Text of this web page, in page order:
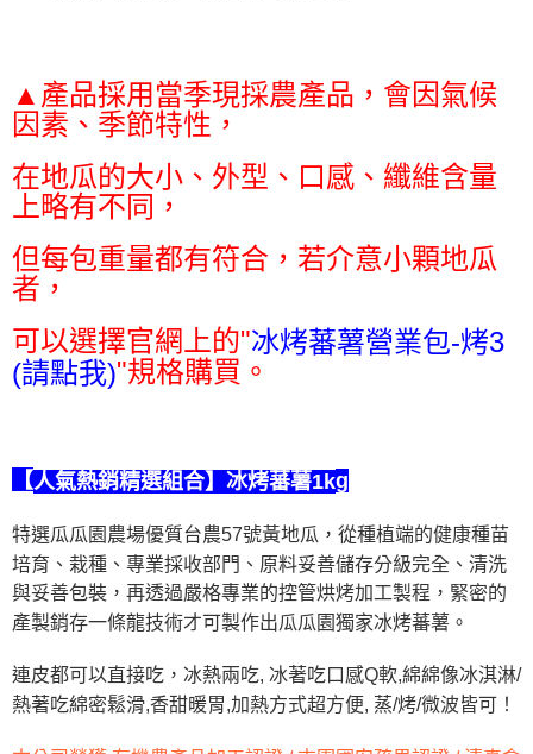
▲產品採用當季現採農產品，會因氣候
因素、季節特性，
在地瓜的大小、外型、口感、纖維含量
上略有不同，
但每包重量都有符合，若介意小顆地瓜
者，
可以選擇官網上的"冰烤蕃薯營業包-烤3
(請點我)"規格購買。
【人氣熱銷精選組合】冰烤蕃薯1kg
特選瓜瓜園農場優質台農57號黃地瓜，從種植端的健康種苗
培育、栽種、專業採收部門、原料妥善儲存分級完全、清洗
與妥善包裝，再透過嚴格專業的控管烘烤加工製程，緊密的
產製銷存一條龍技術才可製作出瓜瓜園獨家冰烤蕃薯。
連皮都可以直接吃，冰熱兩吃, 冰著吃口感Q軟,綿綿像冰淇淋/
熱著吃綿密鬆滑,香甜暖胃,加熱方式超方便, 蒸/烤/微波皆可！